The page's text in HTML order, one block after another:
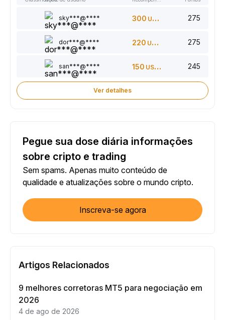
sky***@**** 300 USDT 275
dor***@**** 220 USDT 275
san***@**** 150 USDT 245
Ver detalhes
Pegue sua dose diária informações
sobre cripto e trading
Sem spams. Apenas muito conteúdo de
qualidade e atualizações sobre o mundo cripto.
Inscreva-se agora
Artigos Relacionados
9 melhores corretoras MT5 para negociação em
2026
4 de ago de 2026